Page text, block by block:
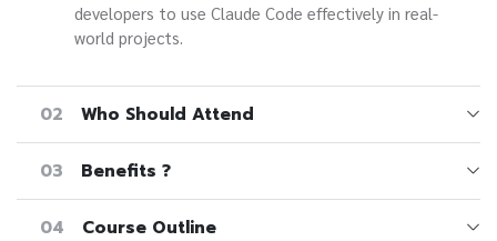
developers to use Claude Code effectively in real-
world projects.
02 Who Should Attend
03 Benefits ?
04 Course Outline